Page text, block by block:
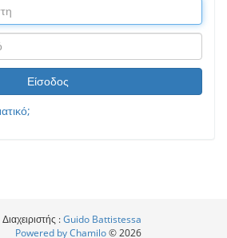
Είσοδος
Διαχειριστής :Guido Battistessa
Powered by Chamilo© 2026